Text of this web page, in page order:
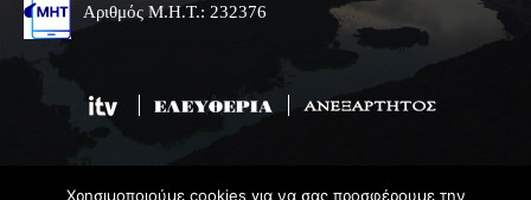
Αριθμός Μ.Η.Τ.: 232376
Χρησιμοποιούμε cookies για να σας προσφέρουμε την